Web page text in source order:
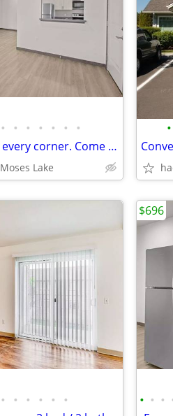
• • • • • • •
Charm and character in every corner. Come and see!
Moses Lake
•
• • • • • • • • •
$696